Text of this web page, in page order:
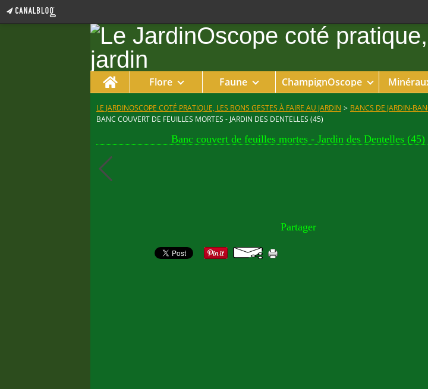
Home Flore Faune ChampignOscope
LE JARDINOSCOPE COTÉ PRATIQUE, LES BONS GESTES À FAIRE AU JARDIN > BANCS DE JARDIN-
BANC COUVERT DE FEUILLES MORTES - JARDIN DES DENTELLES (45)
Banc couvert de feuilles mortes - Jardin des Dentelles (45)
Partager